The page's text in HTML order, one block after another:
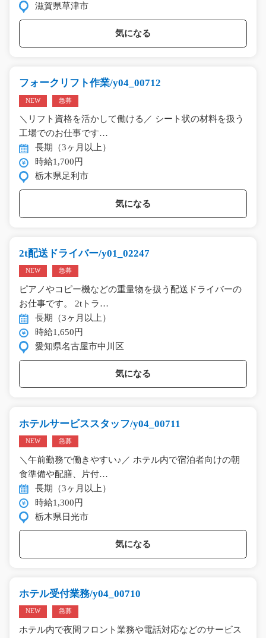
滋賀県草津市
気になる
フォークリフト作業/y04_00712
NEW 急募
＼リフト資格を活かして働ける／ シート状の材料を扱う
工場でのお仕事です…
長期（3ヶ月以上）
時給1,700円
栃木県足利市
気になる
2t配送ドライバー/y01_02247
NEW 急募
ピアノやコピー機などの重量物を扱う配送ドライバーの
お仕事です。 2tトラ…
長期（3ヶ月以上）
時給1,650円
愛知県名古屋市中川区
気になる
ホテルサービススタッフ/y04_00711
NEW 急募
＼午前勤務で働きやすい♪／ ホテル内で宿泊者向けの朝
食準備や配膳、片付…
長期（3ヶ月以上）
時給1,300円
栃木県日光市
気になる
ホテル受付業務/y04_00710
NEW 急募
ホテル内で夜間フロント業務や電話対応などのサービス